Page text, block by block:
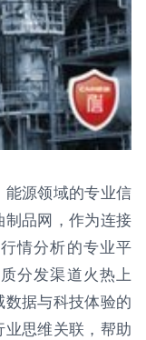
源领域的专业信
品网，作为连接
情分析的专业平
分发渠道火热上
据与科技体验的
思维关联，帮助